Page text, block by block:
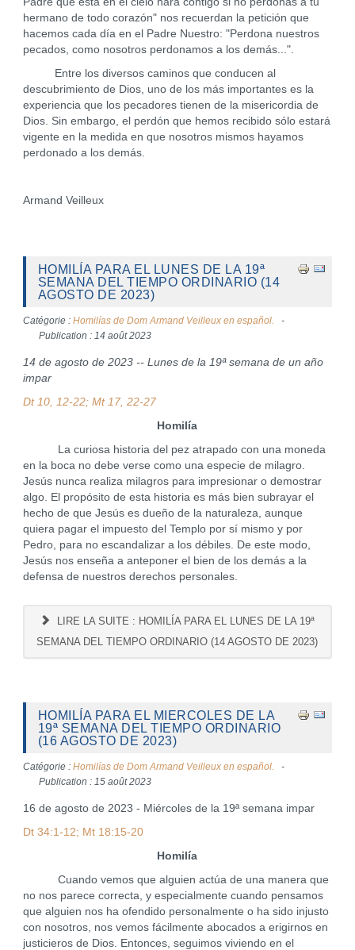
hermano de todo corazón" nos recuerdan la petición que
hacemos cada día en el Padre Nuestro: "Perdona nuestros
pecados, como nosotros perdonamos a los demás...".
Entre los diversos caminos que conducen al
descubrimiento de Dios, uno de los más importantes es la
experiencia que los pecadores tienen de la misericordia de
Dios. Sin embargo, el perdón que hemos recibido sólo estará
vigente en la medida en que nosotros mismos hayamos
perdonado a los demás.
Armand Veilleux
HOMILÍA PARA EL LUNES DE LA 19ª
SEMANA DEL TIEMPO ORDINARIO (14
AGOSTO DE 2023)
Catégorie : Homilías de Dom Armand Veilleux en español.
Publication : 14 août 2023
14 de agosto de 2023 -- Lunes de la 19ª semana de un año
impar
Dt 10, 12-22; Mt 17, 22-27
Homilía
La curiosa historia del pez atrapado con una moneda
en la boca no debe verse como una especie de milagro.
Jesús nunca realiza milagros para impresionar o demostrar
algo. El propósito de esta historia es más bien subrayar el
hecho de que Jesús es dueño de la naturaleza, aunque
quiera pagar el impuesto del Templo por sí mismo y por
Pedro, para no escandalizar a los débiles. De este modo,
Jesús nos enseña a anteponer el bien de los demás a la
defensa de nuestros derechos personales.
LIRE LA SUITE : HOMILÍA PARA EL LUNES DE LA 19ª
SEMANA DEL TIEMPO ORDINARIO (14 AGOSTO DE 2023)
HOMILÍA PARA EL MIERCOLES DE LA
19ª SEMANA DEL TIEMPO ORDINARIO
(16 AGOSTO DE 2023)
Catégorie : Homilías de Dom Armand Veilleux en español.
Publication : 15 août 2023
16 de agosto de 2023 - Miércoles de la 19ª semana impar
Dt 34:1-12; Mt 18:15-20
Homilía
Cuando vemos que alguien actúa de una manera que
no nos parece correcta, y especialmente cuando pensamos
que alguien nos ha ofendido personalmente o ha sido injusto
con nosotros, nos vemos fácilmente abocados a erigirnos en
justicieros de Dios. Entonces, seguimos viviendo en el